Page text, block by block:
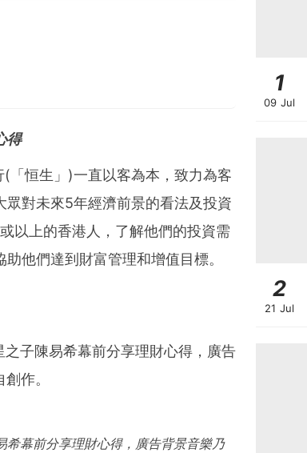
relations and investors relation
is headquartered in Hong Ko
得
恒生」)一直以客為本，致力為客
對未來5年經濟前景的看法及投資
以上的香港人，了解他們的投資需
他們達到財富管理和增值目標。
幕前分享理財心得，廣告背景音樂乃
1
09 Jul
2
21 Jul